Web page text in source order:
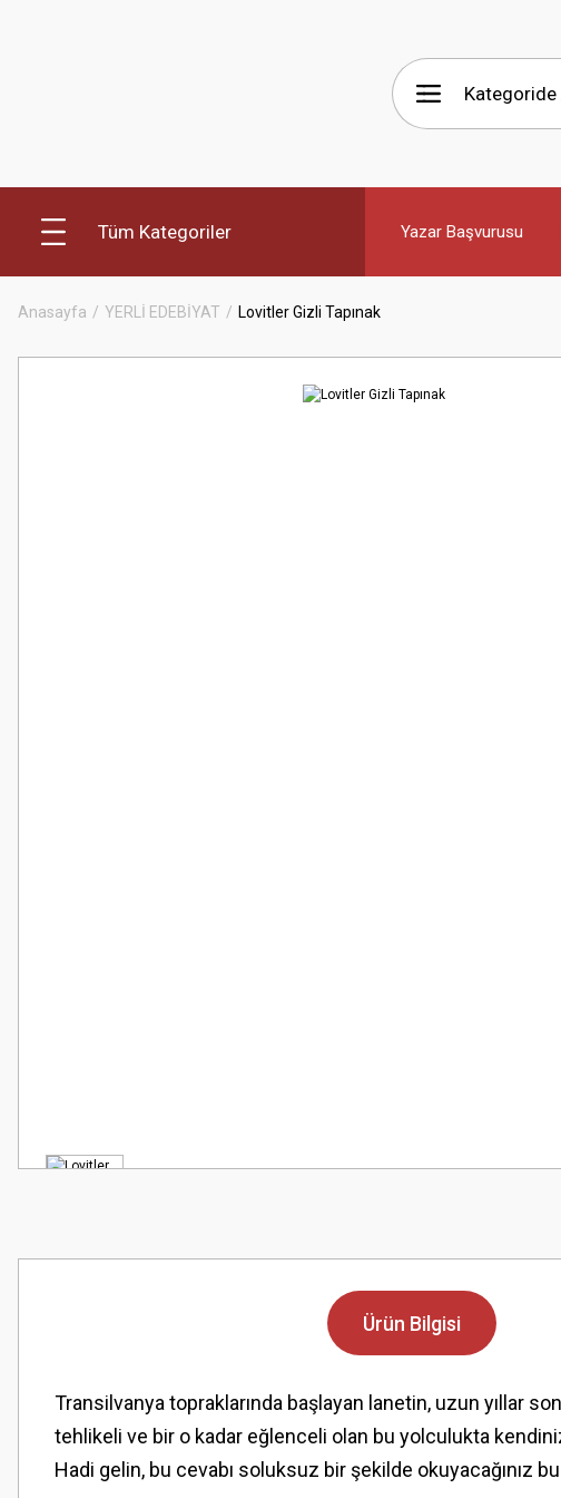
Tüm Kategoriler Yazar Başvurusu
Anasayfa YERLİ EDEBİYAT Lovitler Gizli Tapınak
Ürün Bilgisi
Transilvanya topraklarında başlayan lanetin, uzun yıllar
tehlikeli ve bir o kadar eğlenceli olan bu yolculukta
Hadi gelin, bu cevabı soluksuz bir şekilde okuyacağınız